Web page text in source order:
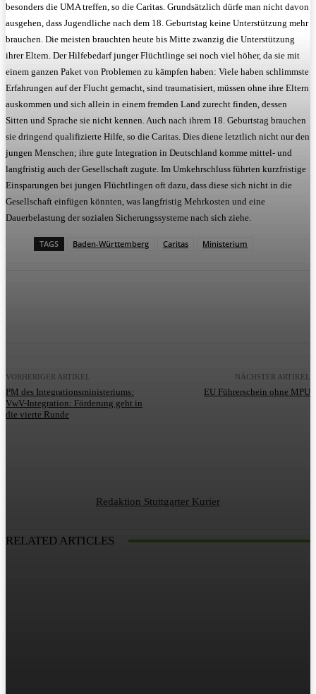
besonders die UMA treffen, so die Caritas. Grundsätzlich dürfe man nicht davon
ausgehen, dass Jugendliche nach dem 18. Geburtstag keine Unterstützung mehr
brauchen. Die meisten brauchten heute bis Mitte zwanzig die Unterstützung
ihrer Eltern. Der Hilfebedarf junger Flüchtlinge sei noch viel höher, da sie mit
einem ganzen Paket von Problemen zu kämpfen haben: Viele haben schlimmste
Erfahrungen auf der Flucht gemacht, sind traumatisiert, müssen ohne ihre Eltern
auskommen und sich allein in einem fremden Land zurecht finden, dessen
Sitten und Sprache sie nicht kennen. Auch nach ihrem 18. Geburtstag brauchen
sie dringend qualifizierte Hilfe, so die Caritas. Dies diene letztlich nicht nur den
jungen Menschen; ihre gute Integration in Deutschland komme mittel- und
langfristig auch der Gesellschaft zugute. Im Umkehrschluss führten kurzfristige
Einsparungen bei jungen Flüchtlingen oft dazu, dass diese sich nicht in die
Gesellschaft einfügen könnten, was langfristig Mehrkosten und eine
Dauerbelastung der sozialen Sicherungssysteme nach sich ziehe.
TAGS Baden-Württemberg Caritas Ministerium
VORHERIGER ARTIKEL
PM des Integrationsministeriums:
VwV-Integration: Förderung geht in
die vierte Runde
NÄCHSTER ARTIKEL
EU Führerschein ohne MPU
Redaktion Stuttgarter Kurier
RELATED ARTICLES